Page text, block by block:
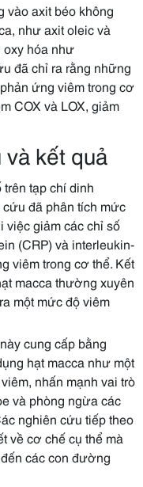
vào axit béo không
như axit oleic và
oxy hóa như
đã chỉ ra rằng những
ứng viêm trong cơ
COX và LOX, giảm
kết quả
tạp chí dinh
đã phân tích mức
việc giảm các chỉ số
(CRP) và interleukin-
viêm trong cơ thể. Kết
macca thường xuyên
một mức độ viêm
cung cấp bằng
hạt macca như một
nhấn mạnh vai trò
và phòng ngừa các
nghiên cứu tiếp theo
về cơ chế cụ thể mà
các con đường